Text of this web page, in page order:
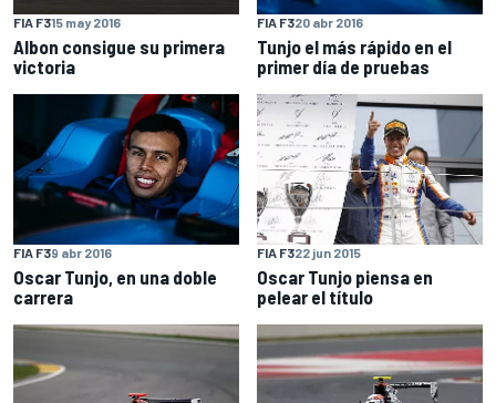
FIA F315 may 2016
Albon consigue su primera
victoria
FIA F320 abr 2016
Tunjo el más rápido en el
primer día de pruebas
FIA F39 abr 2016
Oscar Tunjo, en una doble
carrera
FIA F322 jun 2015
Oscar Tunjo piensa en
pelear el título